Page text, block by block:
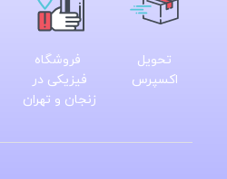
تحویل
اکسپرس
فروشگاه
فیزیکی در
زنجان و تهران